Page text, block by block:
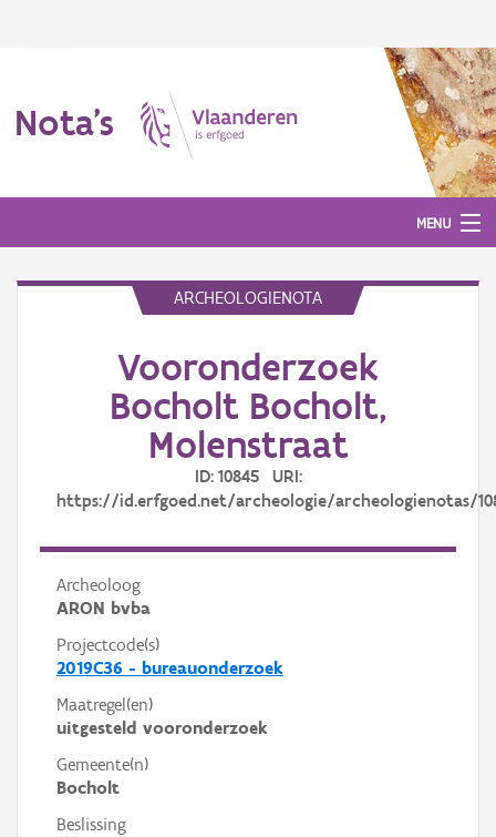
Nota's
MENU
ARCHEOLOGIENOTA
Vooronderzoek
Bocholt Bocholt,
Molenstraat
ID: 10845 URI:
https://id.erfgoed.net/archeologie/archeologienotas/
Archeoloog
ARON bvba
Projectcode(s)
2019C36 - bureauonderzoek
Maatregel(en)
uitgesteld vooronderzoek
Gemeente(n)
Bocholt
Beslissing